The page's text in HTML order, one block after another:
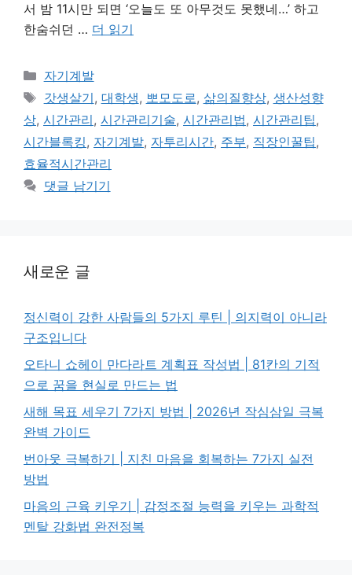
서 밤 11시만 되면 ‘오늘도 또 아무것도 못했네…’ 하고
한숨쉬던 … 더 읽기
카
테
고
리
자기계발
태
그
갓생살기, 대학생, 뽀모도로, 삶의질향상, 생산성향
상, 시간관리, 시간관리기술, 시간관리법, 시간관리팁,
시간블록킹, 자기계발, 자투리시간, 주부, 직장인꿀팁,
효율적시간관리
댓글 남기기
새로운 글
정신력이 강한 사람들의 5가지 루틴 | 의지력이 아니라
구조입니다
오타니 쇼헤이 만다라트 계획표 작성법 | 81칸의 기적
으로 꿈을 현실로 만드는 법
새해 목표 세우기 7가지 방법 | 2026년 작심삼일 극복
완벽 가이드
번아웃 극복하기 | 지친 마음을 회복하는 7가지 실전
방법
마음의 근육 키우기 | 감정조절 능력을 키우는 과학적
멘탈 강화법 완전정복